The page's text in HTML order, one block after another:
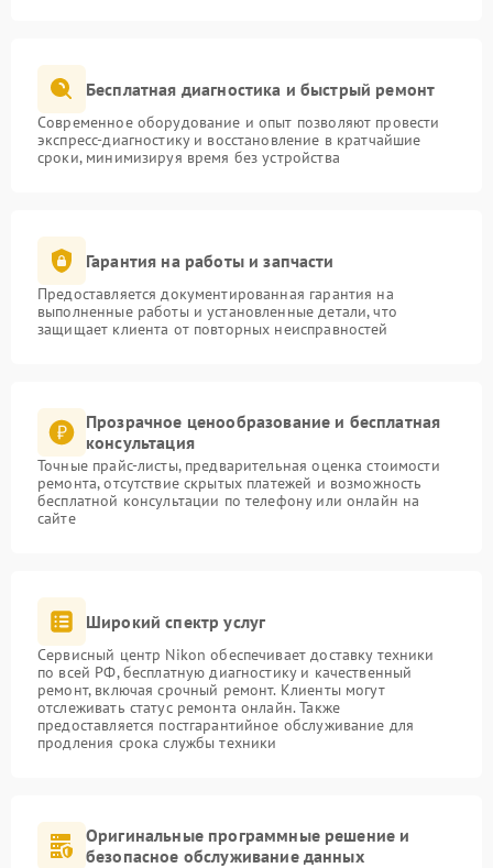
Бесплатная диагностика и быстрый ремонт
Современное оборудование и опыт позволяют провести
экспресс-диагностику и восстановление в кратчайшие
сроки, минимизируя время без устройства
Гарантия на работы и запчасти
Предоставляется документированная гарантия на
выполненные работы и установленные детали, что
защищает клиента от повторных неисправностей
Прозрачное ценообразование и бесплатная
консультация
Точные прайс-листы, предварительная оценка стоимости
ремонта, отсутствие скрытых платежей и возможность
бесплатной консультации по телефону или онлайн на
сайте
Широкий спектр услуг
Сервисный центр Nikon обеспечивает доставку техники
по всей РФ, бесплатную диагностику и качественный
ремонт, включая срочный ремонт. Клиенты могут
отслеживать статус ремонта онлайн. Также
предоставляется постгарантийное обслуживание для
продления срока службы техники
Оригинальные программные решение и
безопасное обслуживание данных